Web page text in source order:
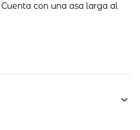
con una asa larga al